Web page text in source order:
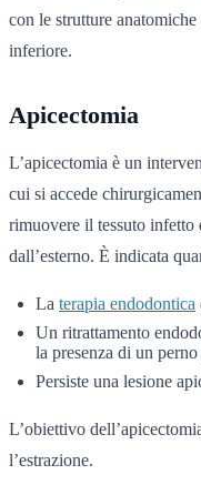
con le strutture
inferiore.
Apicectomia
L’apicectomia è un
cui si accede
rimuovere il tessuto infetto
dall’esterno. È indicata
La terapia endodontica
Un ritrattamento
la presenza di un
Persiste una lesione
L’obiettivo
l’estrazione.